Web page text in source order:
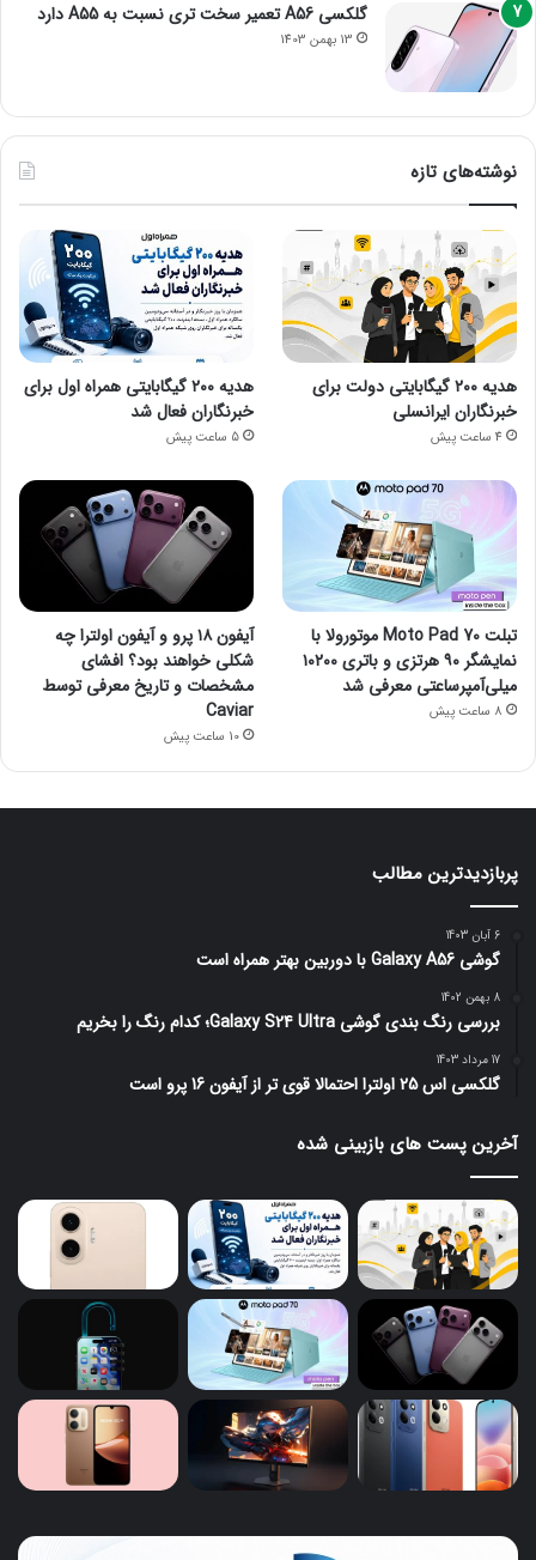
گلکسی A56 تعمیر سخت تری نسبت به A55 دارد
13 بهمن 1403
نوشته‌های تازه
هدیه ۲۰۰ گیگابایتی دولت برای
خبرنگاران ایرانسلی
4 ساعت پیش
هدیه ۲۰۰ گیگابایتی همراه اول برای
خبرنگاران فعال شد
5 ساعت پیش
تبلت Moto Pad 70 موتورولا با
نمایشگر ۹۰ هرتزی و باتری ۱۰۲۰۰
میلی‌آمپرساعتی معرفی شد
8 ساعت پیش
آیفون ۱۸ پرو و آیفون اولترا چه
شکلی خواهند بود؟ افشای
مشخصات و تاریخ معرفی توسط
Caviar
10 ساعت پیش
پربازدیدترین مطالب
6 آبان 1403
گوشی Galaxy A56 با دوربین بهتر همراه است
8 بهمن 1402
بررسی رنگ بندی گوشی Galaxy S24 Ultra؛ کدام رنگ را بخریم
17 مرداد 1403
گلکسی اس 25 اولترا احتمالا قوی تر از آیفون 16 پرو است
آخرین پست های بازبینی شده
هدیه